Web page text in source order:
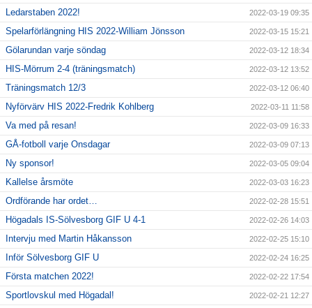
Ledarstaben 2022! 2022-03-19 09:35
Spelarförlängning HIS 2022-William Jönsson 2022-03-15 15:21
Gölarundan varje söndag 2022-03-12 18:34
HIS-Mörrum 2-4 (träningsmatch) 2022-03-12 13:52
Träningsmatch 12/3 2022-03-12 06:40
Nyförvärv HIS 2022-Fredrik Kohlberg 2022-03-11 11:58
Va med på resan! 2022-03-09 16:33
GÅ-fotboll varje Onsdagar 2022-03-09 07:13
Ny sponsor! 2022-03-05 09:04
Kallelse årsmöte 2022-03-03 16:23
Ordförande har ordet… 2022-02-28 15:51
Högadals IS-Sölvesborg GIF U 4-1 2022-02-26 14:03
Intervju med Martin Håkansson 2022-02-25 15:10
Inför Sölvesborg GIF U 2022-02-24 16:25
Första matchen 2022! 2022-02-22 17:54
Sportlovskul med Högadal! 2022-02-21 12:27